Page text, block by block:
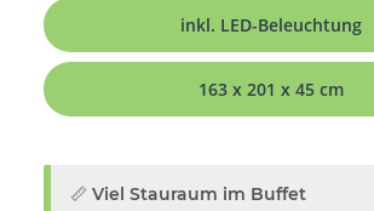
inkl. LED-Beleuchtung
163 x 201 x 45 cm
📏 Viel Stauraum im Buffet